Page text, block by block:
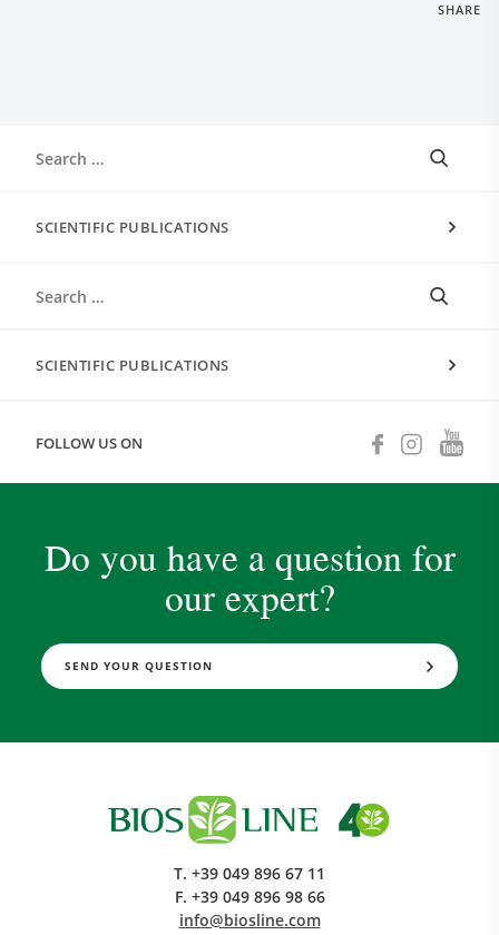
SHARE
SCIENTIFIC PUBLICATIONS
SCIENTIFIC PUBLICATIONS
FOLLOW US ON
Do you have a question for
our expert?
SEND YOUR QUESTION
T. +39 049 896 67 11
F. +39 049 896 98 66
info@biosline.com